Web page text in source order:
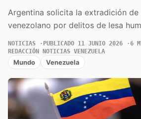
Argentina solicita la extradición
venezolano por delitos de lesa
NOTICIAS PUBLICADO 11 JUNIO 2026
6
REDACCIÓN NOTICIAS VENEZUELA
Mundo Venezuela